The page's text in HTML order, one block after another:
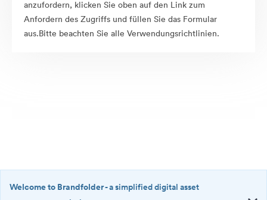
anzufordern, klicken Sie oben auf den Link zum
Anfordern des Zugriffs und füllen Sie das Formular
aus.Bitte beachten Sie alle Verwendungsrichtlinien.
Welcome to Brandfolder- a simplified digital asset